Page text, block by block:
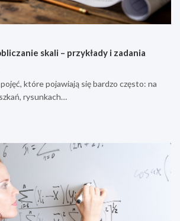
skali – przykłady i zadania
które pojawiają się bardzo często: na
rysunkach…